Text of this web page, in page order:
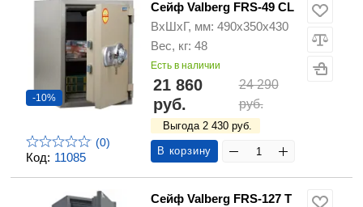
Код: 11085
-10%
(0)
Сейф Valberg FRS-49 CL
ВхШхГ, мм: 490х350х430
Вес, кг: 48
Есть в наличии
21 860
руб.
24 290
руб.
Выгода 2 430 руб.
В корзину
Сейф Valberg FRS-127 T